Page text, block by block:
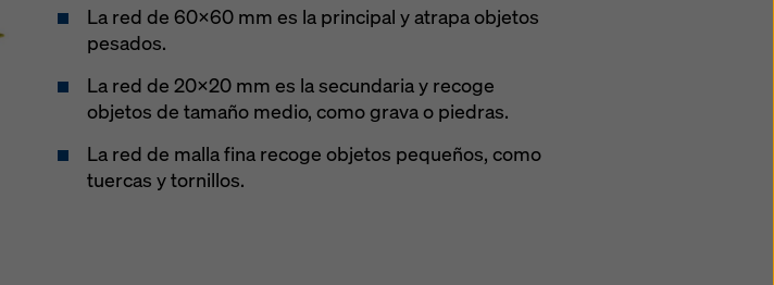
La red de 60x60 mm es la principal y atrapa objetos
pesados.
La red de 20x20 mm es la secundaria y recoge
objetos de tamaño medio, como grava o piedras.
La red de malla fina recoge objetos pequeños, como
tuercas y tornillos.